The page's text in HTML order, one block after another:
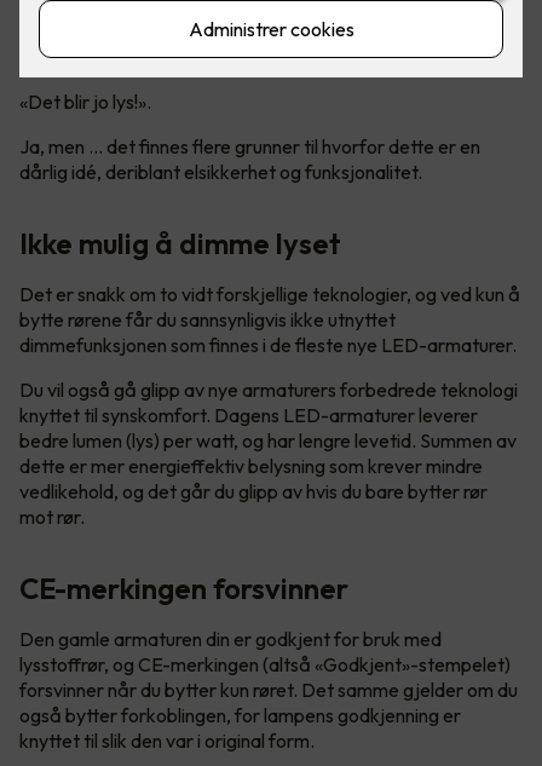
Mange tenker nok at det er like greit å bare ta ut det gamle
lysstoffrøret og sette inn et LED-rør.
«Det blir jo lys!».
Ja, men ... det finnes flere grunner til hvorfor dette er en
dårlig idé, deriblant elsikkerhet og funksjonalitet.
Ikke mulig å dimme lyset
Det er snakk om to vidt forskjellige teknologier, og ved kun å
bytte rørene får du sannsynligvis ikke utnyttet
dimmefunksjonen som finnes i de fleste nye LED-armaturer.
Du vil også gå glipp av nye armaturers forbedrede teknologi
knyttet til synskomfort. Dagens LED-armaturer leverer
bedre lumen (lys) per watt, og har lengre levetid. Summen av
dette er mer energieffektiv belysning som krever mindre
vedlikehold, og det går du glipp av hvis du bare bytter rør
mot rør.
CE-merkingen forsvinner
Den gamle armaturen din er godkjent for bruk med
lysstoffrør, og CE-merkingen (altså «Godkjent»-stempelet)
forsvinner når du bytter kun røret. Det samme gjelder om du
også bytter forkoblingen, for lampens godkjenning er
knyttet til slik den var i original form.